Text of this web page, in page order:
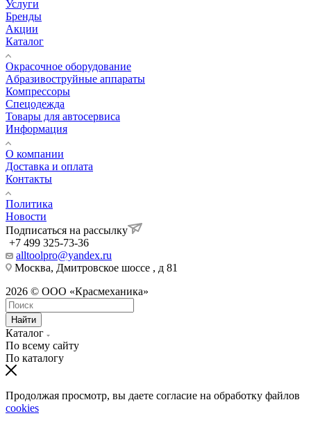
Услуги
Бренды
Акции
Каталог
Окрасочное оборудование
Aбразивоструйные аппараты
Компрессоры
Спецодежда
Товары для автосервиса
Информация
О компании
Доставка и оплата
Контакты
Политика
Новости
Подписаться на рассылку
+7 499 325-73-36
alltoolpro@yandex.ru
Москва, Дмитровское шоссе , д 81
2026 © ООО «Красмеханика»
Найти
Каталог
По всему сайту
По каталогу
Продолжая просмотр, вы даете согласие на обработку файлов
cookies